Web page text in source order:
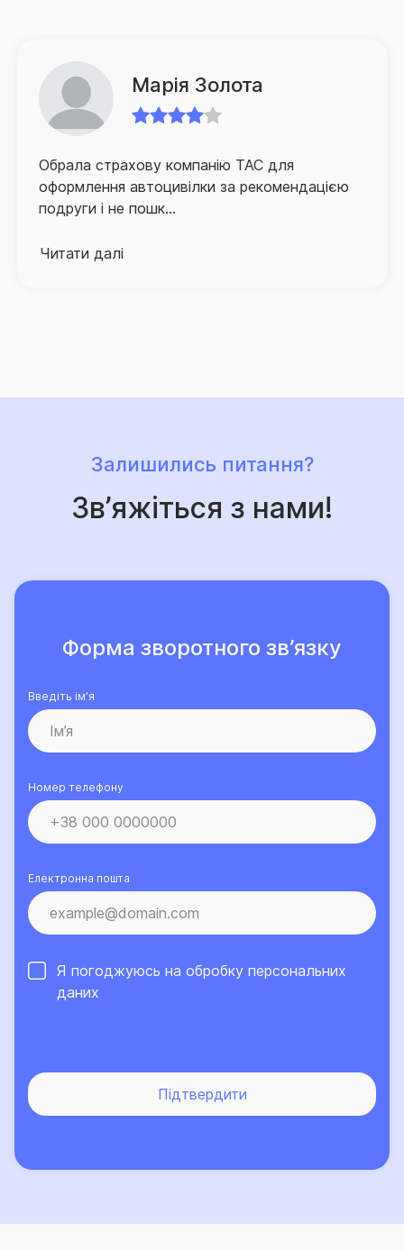
відшкодування.
Для забезпечення зручності клієнтів та їх
активно розвиває й партнерську мережу по всій
Україні, а контакт-центр компанії, що здійснює
інформаційно-консультаційну підтримку
Марія Золота
Обрала страхову компанію ТАС для
оформлення автоцивілки за рекомендацією
подруги і не пошк...
Читати далі
Залишились питання?
Зв’яжіться з нами!
Форма зворотного зв’язку
Введіть ім’я
Номер телефону
Електронна пошта
Я погоджуюсь на обробку персональних
даних
Підтвердити